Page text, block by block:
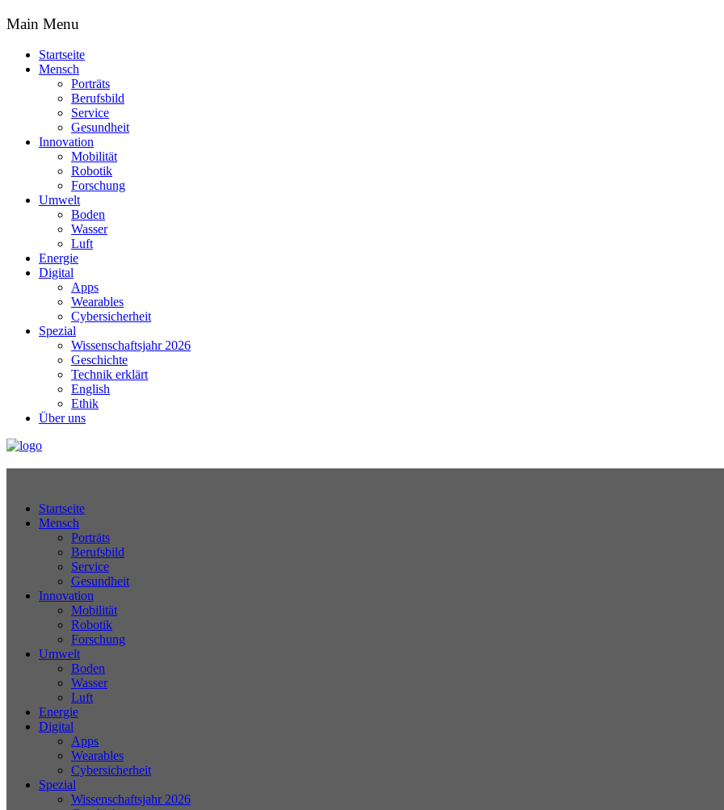
Main Menu
Startseite
Mensch
Porträts
Berufsbild
Service
Gesundheit
Innovation
Mobilität
Robotik
Forschung
Umwelt
Boden
Wasser
Luft
Energie
Digital
Apps
Wearables
Cybersicherheit
Spezial
Wissenschaftsjahr 2026
Geschichte
Technik erklärt
English
Ethik
Über uns
Startseite
Mensch
Porträts
Berufsbild
Service
Gesundheit
Innovation
Mobilität
Robotik
Forschung
Umwelt
Boden
Wasser
Luft
Energie
Digital
Apps
Wearables
Cybersicherheit
Spezial
Wissenschaftsjahr 2026